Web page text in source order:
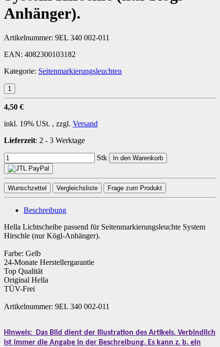
Anhänger).
Artikelnummer: 9EL 340 002-011
EAN: 4082300103182
Kategorie: Seitenmarkierungsleuchten
4,50 €
inkl. 19% USt. , zzgl. Versand
Lieferzeit: 2 - 3 Werktage
Stk In den Warenkorb
Wunschzettel Vergleichsliste Frage zum Produkt
Beschreibung
Hella Lichtscheibe passend für Seitenmarkierungsleuchte System
Hirschle (nur Kögl-Anhänger).
Farbe: Gelb
24-Monate Herstellergarantie
Top Qualität
Original Hella
TÜV-Frei
Artikelnummer: 9EL 340 002-011
Hinweis:
Das Bild dient der Illustration des Artikels. Verbindlich
ist immer die Angabe in der Beschreibung. Es kann z. b. ein